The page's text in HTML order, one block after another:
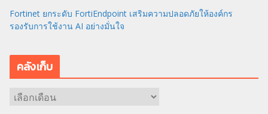
Fortinet ยกระดับ FortiEndpoint เสริมความปลอดภัยให้องค์กร
รองรับการใช้งาน AI อย่างมั่นใจ
คลังเก็บ